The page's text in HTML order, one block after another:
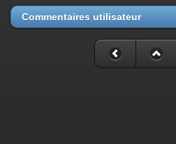
Commentaires utilisateur